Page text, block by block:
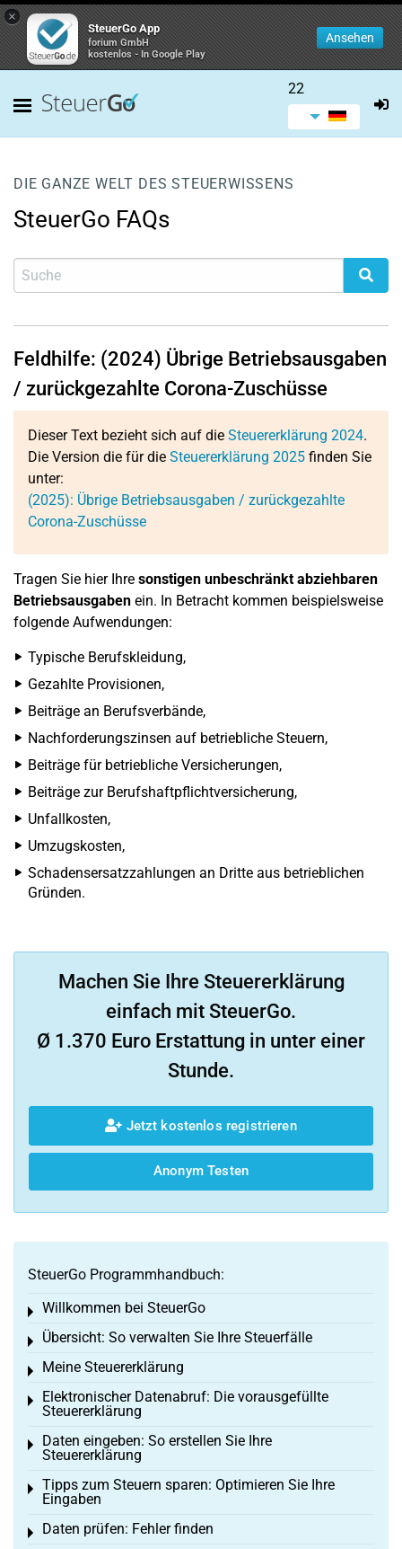
×
SteuerGo App
forium GmbH
kostenlos - In Google Play
Ansehen
22
DIE GANZE WELT DES STEUERWISSENS
SteuerGo FAQs
Feldhilfe: (2024) Übrige Betriebsausgaben
/ zurückgezahlte Corona-Zuschüsse
Dieser Text bezieht sich auf die Steuererklärung 2024.
Die Version die für die Steuererklärung 2025 finden Sie
unter:
(2025): Übrige Betriebsausgaben / zurückgezahlte
Corona-Zuschüsse
Tragen Sie hier Ihre sonstigen unbeschränkt abziehbaren
Betriebsausgaben ein. In Betracht kommen beispielsweise
folgende Aufwendungen:
Typische Berufskleidung,
Gezahlte Provisionen,
Beiträge an Berufsverbände,
Nachforderungszinsen auf betriebliche Steuern,
Beiträge für betriebliche Versicherungen,
Beiträge zur Berufshaftpflichtversicherung,
Unfallkosten,
Umzugskosten,
Schadensersatzzahlungen an Dritte aus betrieblichen
Gründen.
Machen Sie Ihre Steuererklärung
einfach mit SteuerGo.
Ø 1.370 Euro Erstattung in unter einer
Stunde.
Jetzt kostenlos registrieren
Anonym Testen
SteuerGo Programmhandbuch:
Willkommen bei SteuerGo
Toggle menu
Übersicht: So verwalten Sie Ihre Steuerfälle
Toggle menu
Meine Steuererklärung
Toggle menu
Elektronischer Datenabruf: Die vorausgefüllte
Steuererklärung
Toggle menu
Daten eingeben: So erstellen Sie Ihre
Steuererklärung
Toggle menu
Tipps zum Steuern sparen: Optimieren Sie Ihre
Eingaben
Toggle menu
Daten prüfen: Fehler finden
Toggle menu